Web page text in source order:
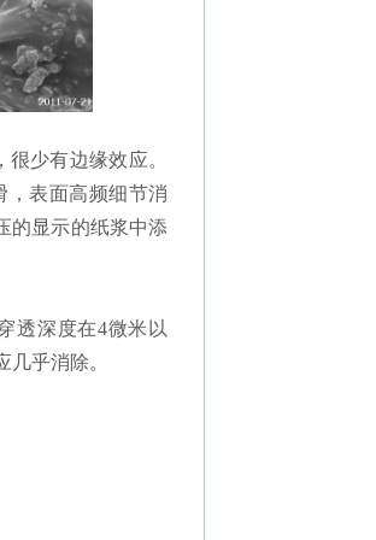
少有边缘效应。
，表面高频细节消
的显示的纸浆中添
透深度在4微米以
乎消除。